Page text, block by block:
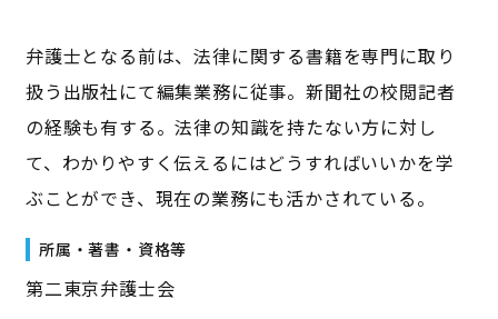
弁護士となる前は、法律に関する書籍を専門に取り
扱う出版社にて編集業務に従事。新聞社の校閲記者
の経験も有する。法律の知識を持たない方に対し
て、わかりやすく伝えるにはどうすればいいかを学
ぶことができ、現在の業務にも活かされている。
所属・著書・資格等
第二東京弁護士会